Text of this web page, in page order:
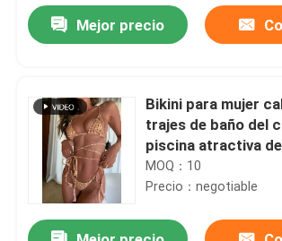
Mejor precio
Bikini para mujer
trajes de baño del
piscina atractiva
traje de baño de
MOQ：10
Precio：negotiable